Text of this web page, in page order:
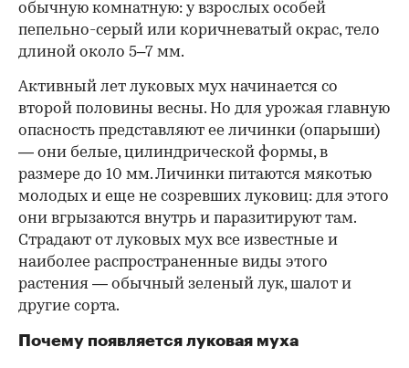
00:00
обычную комнатную: у взрослых особей
пепельно-серый или коричневатый окрас, тело
длиной около 5–7 мм.
Активный лет луковых мух начинается со
второй половины весны. Но для урожая главную
опасность представляют ее личинки (опарыши)
— они белые, цилиндрической формы, в
размере до 10 мм. Личинки питаются мякотью
молодых и еще не созревших луковиц: для этого
они вгрызаются внутрь и паразитируют там.
Страдают от луковых мух все известные и
наиболее распространенные виды этого
растения — обычный зеленый лук, шалот и
другие сорта.
Почему появляется луковая муха